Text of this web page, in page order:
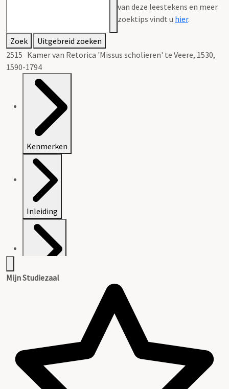
van deze leestekens en meer
zoektips vindt u hier.
Zoek
Uitgebreid zoeken
2515 Kamer van Retorica 'Missus scholieren' te Veere, 1530,
1590-1794
Kenmerken
Inleiding
Inventaris
Regestenlijst
Mijn Studiezaal